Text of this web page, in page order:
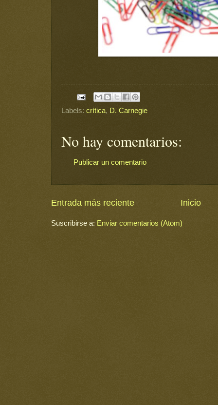
Labels: crítica, D. Carnegie
No hay comentarios:
Publicar un comentario
Entrada más reciente Inicio
Suscribirse a: Enviar comentarios (Atom)